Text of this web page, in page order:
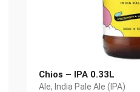
Chios – IPA 0.33L
Ale, India Pale Ale (IPA)